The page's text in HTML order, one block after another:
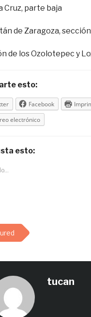
Cruz, parte baja
de Zaragoza, sección
de los Ozolotepec y
esto:
Facebook
electrónico
esto:
tucan